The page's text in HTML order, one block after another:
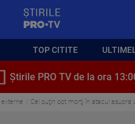
TOP CITITE
Știrile PRO TV de la ora
externe Cel puţin opt morţi în atacul asupra